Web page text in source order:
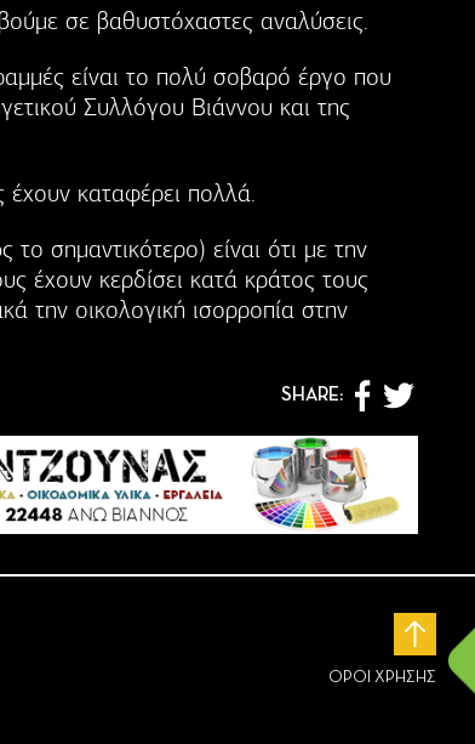
σε βαθυστόχαστες αναλύσεις.
είναι το πολύ σοβαρό έργο που
Συλλόγου Βιάννου και της
καταφέρει πολλά.
σημαντικότερο) είναι ότι με την
έχουν κερδίσει κατά κράτος τους
την οικολογική ισορροπία στην
SHARE:
ΟΡΟΙ ΧΡΗΣΗΣ